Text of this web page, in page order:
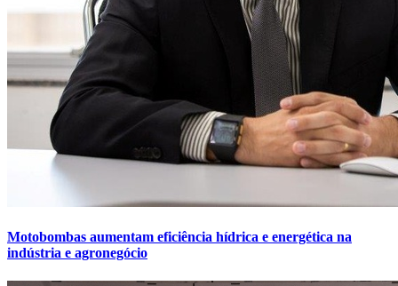
Motobombas aumentam eficiência hídrica e energética na
indústria e agronegócio